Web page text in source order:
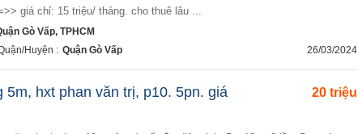
giá chỉ: 15 triệu/ tháng. cho thuê lâu ...
Gò Vấp, TPHCM
Huyện : Quận Gò Vấp 26/03/2024
20 triệu
5m, hxt phan văn trị, p10. 5pn. giá